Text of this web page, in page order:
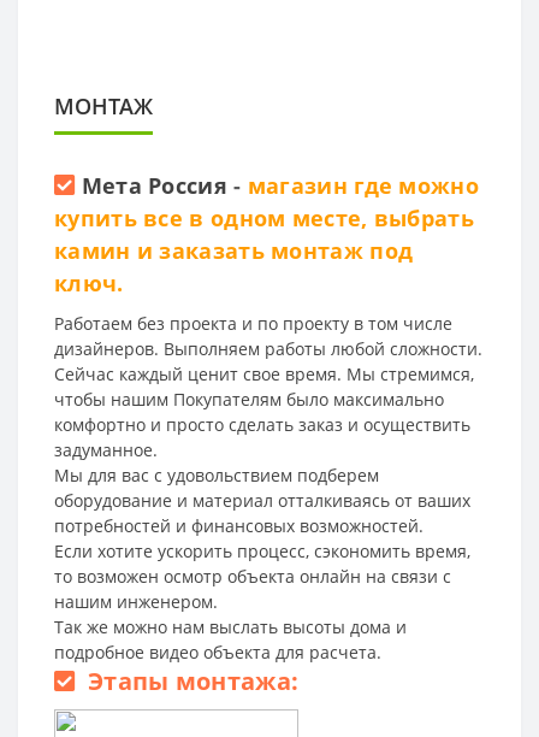
МОНТАЖ
Мета Россия - магазин где можно
купить все в одном месте, выбрать
камин и заказать монтаж под
ключ.
Работаем без проекта и по проекту в том числе
дизайнеров. Выполняем работы любой сложности.
Сейчас каждый ценит свое время. Мы стремимся,
чтобы нашим Покупателям было максимально
комфортно и просто сделать заказ и осуществить
задуманное.
Мы для вас с удовольствием подберем
оборудование и материал отталкиваясь от ваших
потребностей и финансовых возможностей.
Если хотите ускорить процесс, сэкономить время,
то возможен осмотр объекта онлайн на связи с
нашим инженером.
Так же можно нам выслать высоты дома и
подробное видео объекта для расчета.
Этапы монтажа: